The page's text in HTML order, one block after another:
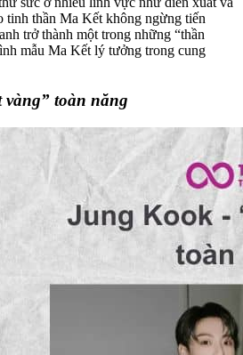
tinh thần Ma Kết không ngừng tiến
trở thành một trong những “thần
mẫu Ma Kết lý tưởng trong cung
toàn năng